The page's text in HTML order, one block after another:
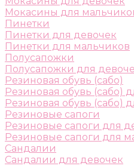
Мокасины для
Пинетки
Пинетки для девочек
Пинетки для мальчиков
Полусапожки
Полусапожки для
Резиновая обувь (сабо)
Резиновая обувь (сабо)
Резиновая обувь (сабо)
Резиновые сапоги
Резиновые сапоги для
Резиновые сапоги для
Сандалии
Сандалии для девочек